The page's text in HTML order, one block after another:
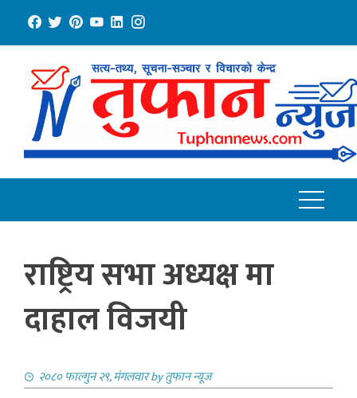
content
राष्ट्रिय सभा अध्यक्ष मा
दाहाल विजयी
२०८० फाल्गुन २९, मंगलवारbyतुफान न्यूज